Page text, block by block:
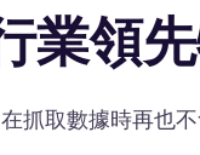
業領
在抓取數據時再也